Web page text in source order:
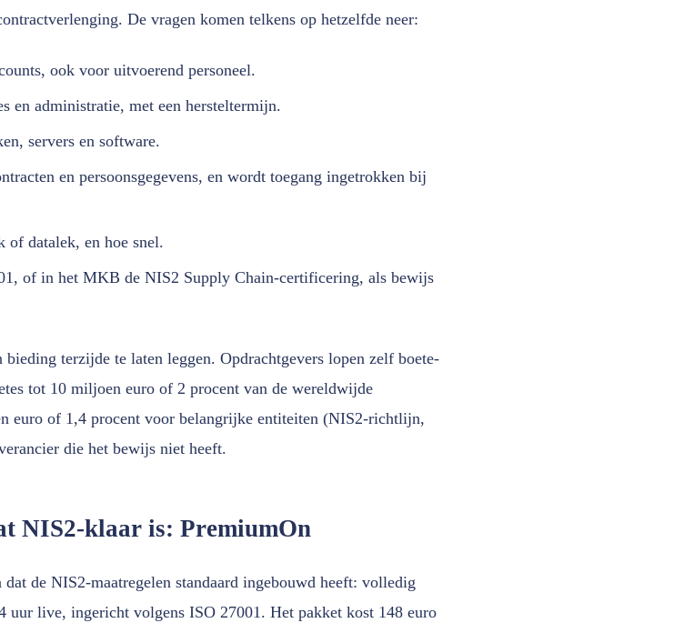
De vragen komen telkens op hetzelfde neer:
ook voor uitvoerend personeel.
en administratie, met een hersteltermijn.
servers en software.
en persoonsgegevens, en wordt toegang ingetrokken bij
of datalek, en hoe snel.
of in het MKB de NIS2 Supply Chain-certificering, als bewijs
terzijde te laten leggen. Opdrachtgevers lopen zelf boete-
tot 10 miljoen euro of 2 procent van de wereldwijde
euro of 1,4 procent voor belangrijke entiteiten (NIS2-richtlijn,
die het bewijs niet heeft.
NIS2-klaar is: PremiumOn
de NIS2-maatregelen standaard ingebouwd heeft: volledig
uur live, ingericht volgens ISO 27001. Het pakket kost 148 euro